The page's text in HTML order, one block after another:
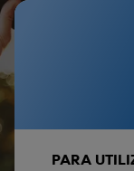
PARA